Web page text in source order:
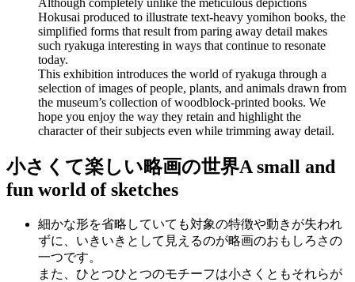
Hokusai produced to illustrate text-heavy yomihon books, the
simplified forms that result from paring away detail makes
such ryakuga interesting in ways that continue to resonate
today.
This exhibition introduces the world of ryakuga through a
selection of images of people, plants, and animals drawn from
the museum’s collection of woodblock-printed books. We
hope you enjoy the way they retain and highlight the
character of their subjects even while trimming away detail.
小さくて楽しい略画の世界A small and
fun world of sketches
細かな形を省略していても対象の特徴や動きが失われ
ずに、いきいきとして見えるのが略画のおもしろさの
一つです。
また、ひとつひとつのモチーフは小さくともそれらが